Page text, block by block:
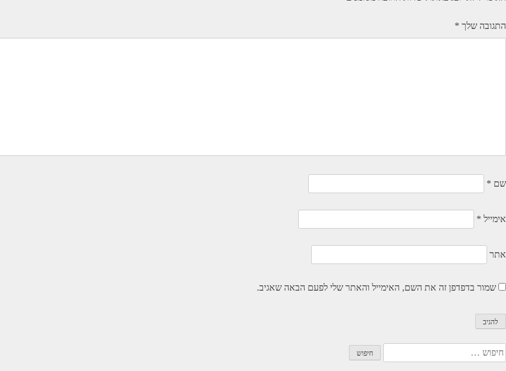
התגובה שלך *
שם *
אימייל *
אתר
שמור בדפדפן זה את השם, האימייל והאתר שלי לפעם הבאה שאגיב.
חיפוש: